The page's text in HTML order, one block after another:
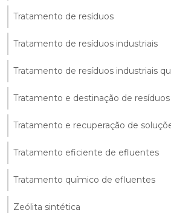
Tratamento de resíduos
Tratamento de resíduos industriais
Tratamento de resíduos industriais
Tratamento e destinação de
Tratamento e recuperação de
Tratamento eficiente de efluentes
Tratamento químico de efluentes
Zeólita sintética